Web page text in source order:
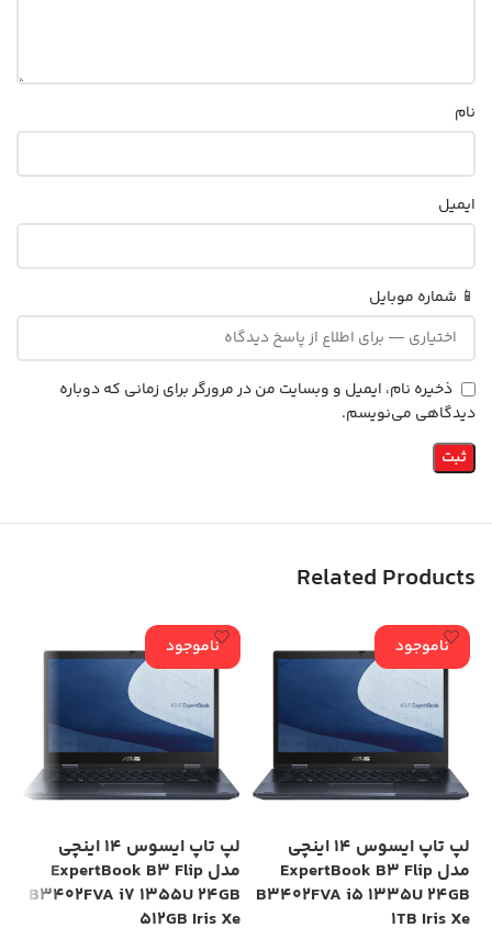
نام
ایمیل
📱 شماره موبایل
ذخیره نام، ایمیل و وبسایت من در مرورگر برای زمانی که دوباره
دیدگاهی می‌نویسم.
Related Products
ناموجود
لپ تاپ ایسوس 14 اینچی
مدل ExpertBook B3 Flip
B3402FVA i5 1335U 24GB
1TB Iris Xe
ناموجود
لپ تاپ ایسوس 14 اینچی
مدل ExpertBook B3 Flip
B3402FVA i7 1355U 24GB
512GB Iris Xe